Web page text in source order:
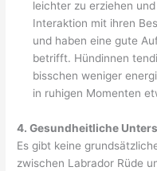
leichter zu erziehen
Interaktion mit ihren
und haben eine gute
betrifft. Hündinnen
bisschen weniger
in ruhigen Momenten
4. Gesundheitliche
Es gibt keine
zwischen Labrador Rüde